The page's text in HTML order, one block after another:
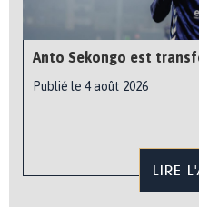
Anto Sekongo est
Publié le 4 août 2026
LIRE